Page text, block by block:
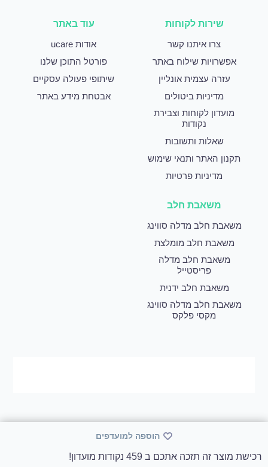
הוספה למועדפים
רכישת מוצר זה תזכה אתכם ב 459 נקודות מועדון!
שירות לקוחות
צרו איתנו קשר
אפשרויות שילוח באתר
עזרה עצמית אונליין
מדיניות ביטולים
מועדון לקוחות וצבירת
נקודות
שאלות ותשובות
תקנון האתר ותנאי שימוש
מדיניות פרטיות
עוד באתר
אודות ucare
פורטל התוכן שלנו
שיתופי פעולה עסקיים
אבטחת מידע באתר
משאבת חלב
משאבת חלב מדלה סווינג
משאבת חלב מומלצת
משאבת חלב מדלה
פריסטייל
משאבת חלב ידנית
משאבת חלב מדלה סווינג
מקסי פלקס